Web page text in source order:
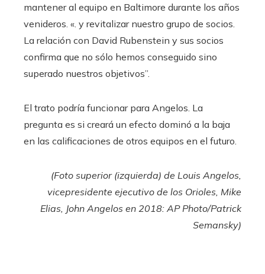
mantener al equipo en Baltimore durante los años
venideros. «. y revitalizar nuestro grupo de socios.
La relación con David Rubenstein y sus socios
confirma que no sólo hemos conseguido sino
superado nuestros objetivos”.
El trato podría funcionar para Angelos. La
pregunta es si creará un efecto dominó a la baja
en las calificaciones de otros equipos en el futuro.
(Foto superior (izquierda) de Louis Angelos,
vicepresidente ejecutivo de los Orioles, Mike
Elias, John Angelos en 2018: AP Photo/Patrick
Semansky)